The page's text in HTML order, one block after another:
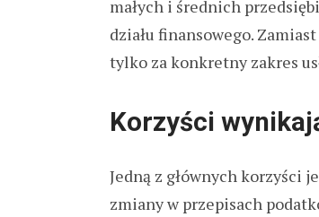
małych i średnich
działu finansowego.
tylko za konkretny zakres
Korzyści
Jedną z głównych korzyści
zmiany w przepisach